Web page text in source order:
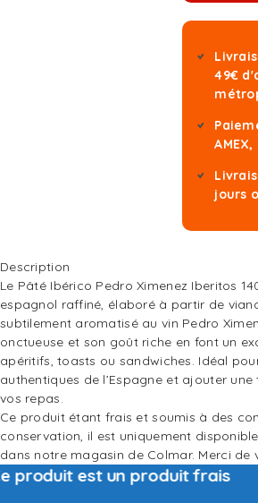
49€
jours
Description
Le Pâté Ibérico Pedro Ximenez Iberitos
espagnol raffiné, élaboré à partir de
subtilement aromatisé au vin Pedro
onctueuse et son goût riche en font un
apéritifs, toasts ou sandwiches. Idéal
authentiques de l’Espagne et ajouter
vos repas.
Ce produit étant frais et soumis à des
conservation, il est uniquement
dans notre magasin de Colmar. Merci de
produit est un produit frais